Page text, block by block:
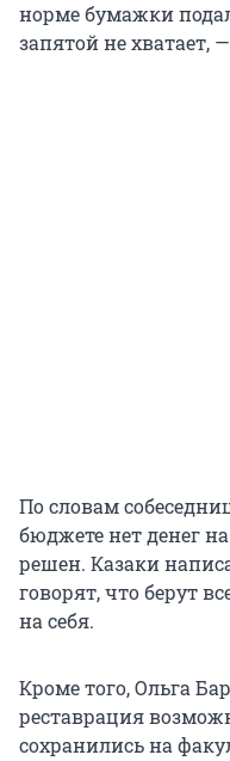
норме бумажки
запятой не хватает,
По словам
бюджете нет денег
решен. Казаки
говорят, что берут
на себя.
Кроме того, Ольга
реставрация
сохранились на